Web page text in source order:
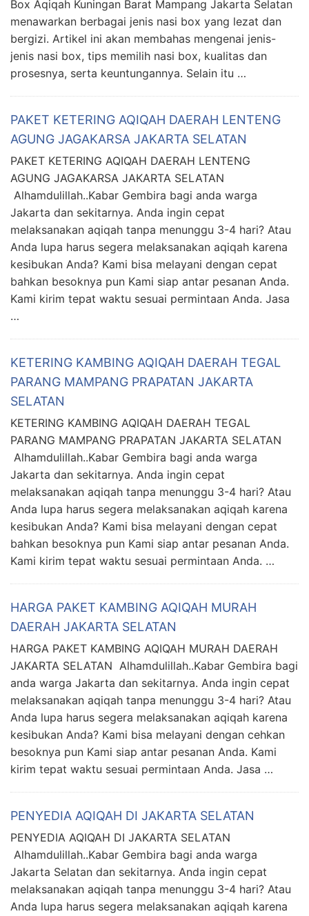
Box Aqiqah Kuningan Barat Mampang Jakarta Selatan
menawarkan berbagai jenis nasi box yang lezat dan
bergizi. Artikel ini akan membahas mengenai jenis-
jenis nasi box, tips memilih nasi box, kualitas dan
prosesnya, serta keuntungannya. Selain itu …
PAKET KETERING AQIQAH DAERAH LENTENG
AGUNG JAGAKARSA JAKARTA SELATAN
PAKET KETERING AQIQAH DAERAH LENTENG
AGUNG JAGAKARSA JAKARTA SELATAN
Alhamdulillah..Kabar Gembira bagi anda warga
Jakarta dan sekitarnya. Anda ingin cepat
melaksanakan aqiqah tanpa menunggu 3-4 hari? Atau
Anda lupa harus segera melaksanakan aqiqah karena
kesibukan Anda? Kami bisa melayani dengan cepat
bahkan besoknya pun Kami siap antar pesanan Anda.
Kami kirim tepat waktu sesuai permintaan Anda. Jasa
…
KETERING KAMBING AQIQAH DAERAH TEGAL
PARANG MAMPANG PRAPATAN JAKARTA
SELATAN
KETERING KAMBING AQIQAH DAERAH TEGAL
PARANG MAMPANG PRAPATAN JAKARTA SELATAN
Alhamdulillah..Kabar Gembira bagi anda warga
Jakarta dan sekitarnya. Anda ingin cepat
melaksanakan aqiqah tanpa menunggu 3-4 hari? Atau
Anda lupa harus segera melaksanakan aqiqah karena
kesibukan Anda? Kami bisa melayani dengan cepat
bahkan besoknya pun Kami siap antar pesanan Anda.
Kami kirim tepat waktu sesuai permintaan Anda. …
HARGA PAKET KAMBING AQIQAH MURAH
DAERAH JAKARTA SELATAN
HARGA PAKET KAMBING AQIQAH MURAH DAERAH
JAKARTA SELATAN Alhamdulillah..Kabar Gembira bagi
anda warga Jakarta dan sekitarnya. Anda ingin cepat
melaksanakan aqiqah tanpa menunggu 3-4 hari? Atau
Anda lupa harus segera melaksanakan aqiqah karena
kesibukan Anda? Kami bisa melayani dengan cehkan
besoknya pun Kami siap antar pesanan Anda. Kami
kirim tepat waktu sesuai permintaan Anda. Jasa …
PENYEDIA AQIQAH DI JAKARTA SELATAN
PENYEDIA AQIQAH DI JAKARTA SELATAN
Alhamdulillah..Kabar Gembira bagi anda warga
Jakarta Selatan dan sekitarnya. Anda ingin cepat
melaksanakan aqiqah tanpa menunggu 3-4 hari? Atau
Anda lupa harus segera melaksanakan aqiqah karena